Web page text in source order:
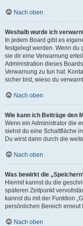
Nach oben
Weshalb wurde ich
In jedem Board gibt es
festgelegt werden. Wenn du
sie dir eine Verwarnung
Administration dieses
Verwarnung zu tun hat.
sicher bist, wieso du
Nach oben
Wie kann ich Beiträge den
Wenn ein Administrator die
siehst du eine Schaltfläche
Du wirst dann durch die
Nach oben
Was bewirkt die
Hiermit kannst du die
späteren Zeitpunkt
kannst du mit der Funktion
persönlichen Bereich erneut
Nach oben